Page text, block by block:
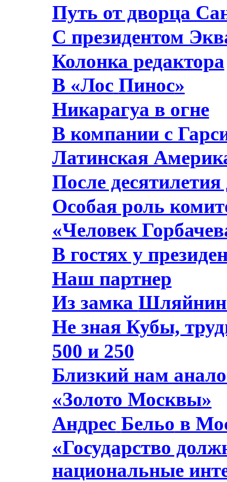
Путь от дворца
С президентом
Колонка редактора
В «Лос Пинос»
Никарагуа в огне
В компании с
Латинская
После
Особая роль
«Человек
В гостях у
Наш партнер
Из замка
Не зная Кубы,
500 и 250
Близкий нам
«Золото Москвы»
Андрес Бельо в
«Государство
национальные